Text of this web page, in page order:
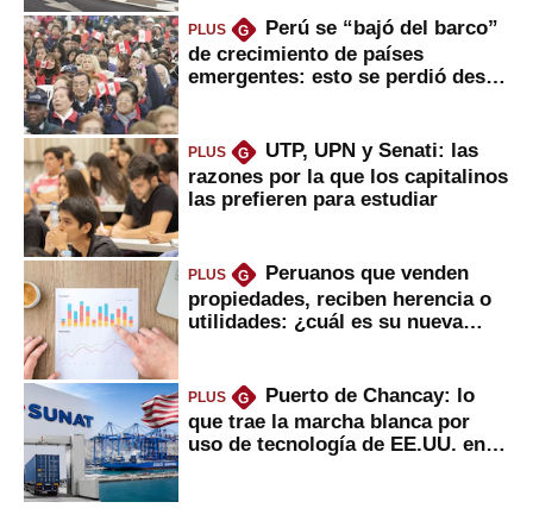
PLUS G
Perú se “bajó del barco”
de crecimiento de países
emergentes: esto se perdió desde
PLUS G
UTP, UPN y Senati: las
razones por la que los capitalinos
las prefieren para estudiar
PLUS G
Peruanos que venden
propiedades, reciben herencia o
utilidades: ¿cuál es su nueva
PLUS G
Puerto de Chancay: lo
que trae la marcha blanca por
uso de tecnología de EE.UU. en